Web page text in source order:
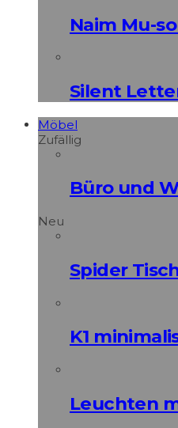
Naim Mu-
Silent
Möbel
Zufällig
Büro und
Neu
Spider
K1
Leuchten